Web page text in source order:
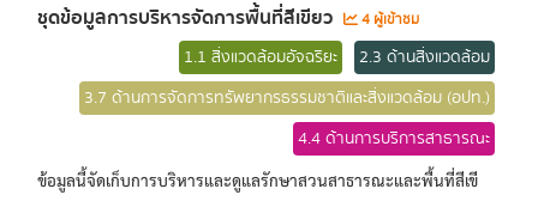
ชุดข้อมูลการบริหารจัดการพื้นที่สีเขียว 4 ผู้เข้าชม
1.1 สิ่งแวดล้อมอัจฉริยะ
2.3 ด้านสิ่งแวดล้อม
3.7 ด้านการจัดการทรัพยากรธรรมชาติและสิ่งแวดล้อม (อปท.)
4.4 ด้านการบริการสาธารณะ
ข้อมูลนี้จัดเก็บการบริหารและดูแลรักษาสวนสาธารณะและพื้นที่สีเขี